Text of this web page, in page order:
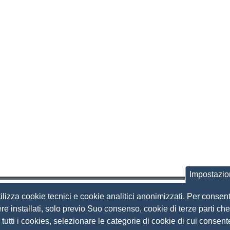
di Commercio di Brescia
cookie tecnici e cookie analitici anonimizzati. Per
installati, solo previo Suo consenso, cookie di terze parti
tutti i cookies, selezionare le categorie di cookie di cui